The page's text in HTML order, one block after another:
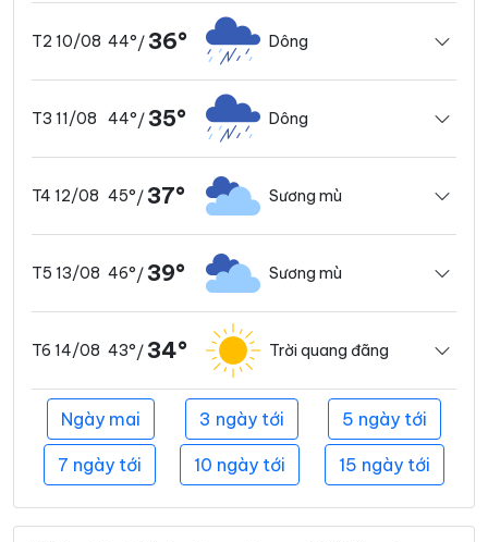
T2 10/08 44°/ 36° Dông
T3 11/08 44°/ 35° Dông
T4 12/08 45°/ 37° Sương mù
T5 13/08 46°/ 39° Sương mù
T6 14/08 43°/ 34° Trời quang đãng
Ngày mai 3 ngày tới 5 ngày tới
7 ngày tới 10 ngày tới 15 ngày tới